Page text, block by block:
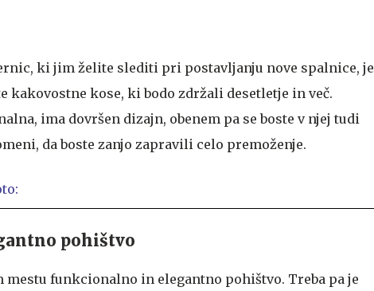
ki jim želite slediti pri postavljanju nove spalnice, je
kakovostne kose, ki bodo zdržali desetletje in več.
ima dovršen dizajn, obenem pa se boste v njej tudi
da boste zanjo zapravili celo premoženje.
pohištvo
funkcionalno in elegantno pohištvo. Treba pa je